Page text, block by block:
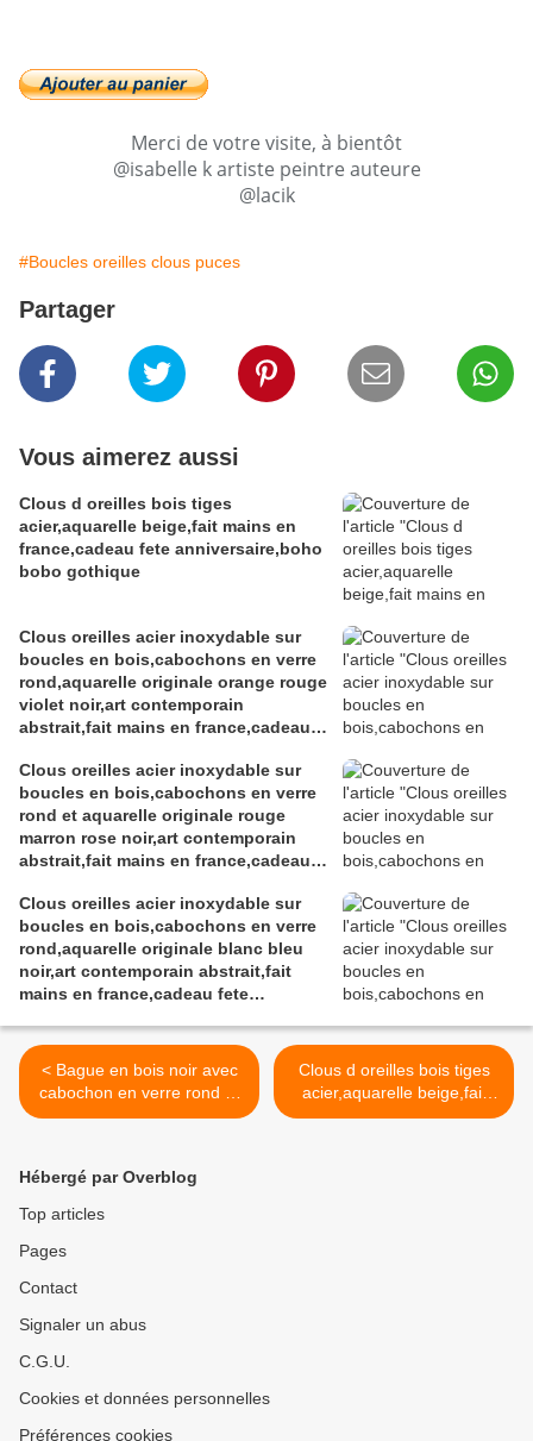
Merci de votre visite, à bientôt
@isabelle k artiste peintre auteure
@lacik
#Boucles oreilles clous puces
Partager
Vous aimerez aussi
Clous d oreilles bois tiges
acier,aquarelle beige,fait mains en
france,cadeau fete anniversaire,boho
bobo gothique
Clous oreilles acier inoxydable sur
boucles en bois,cabochons en verre
rond,aquarelle originale orange rouge
violet noir,art contemporain
abstrait,fait mains en france,cadeau
Clous oreilles acier inoxydable sur
boucles en bois,cabochons en verre
rond et aquarelle originale rouge
marron rose noir,art contemporain
abstrait,fait mains en france,cadeau
Clous oreilles acier inoxydable sur
boucles en bois,cabochons en verre
rond,aquarelle originale blanc bleu
noir,art contemporain abstrait,fait
mains en france,cadeau fete
< Bague en bois noir avec
cabochon en verre rond et
aquarelle originale,peinture
argente ajustable,cadeau
fete anniversaire noel,fait
Clous d oreilles bois tiges
acier,aquarelle beige,fait
mains en france,cadeau
Hébergé par Overblog
Top articles
Pages
Contact
Signaler un abus
C.G.U.
Cookies et données personnelles
Préférences cookies